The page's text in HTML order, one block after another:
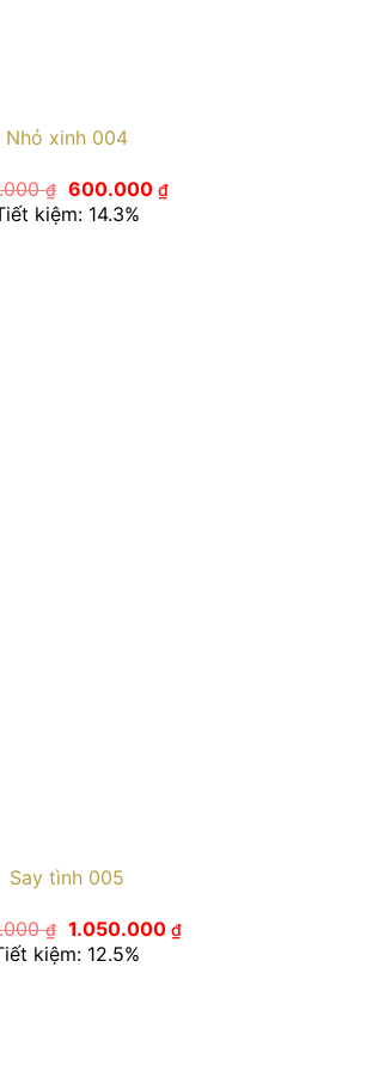
Nhỏ xinh 004
₫ Giá
gốc
là:
600.000 ₫Giá
hiện
kiệm: 14.3%
Say tình 005
₫ Giá
gốc
là:
1.050.000 ₫Giá
hiện
kiệm: 12.5%